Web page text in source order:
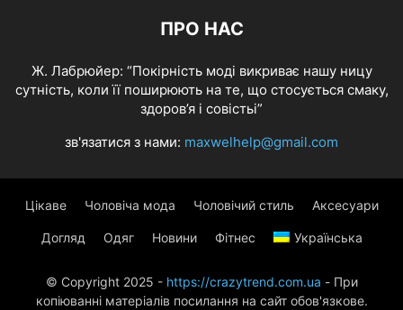
ПРО НАС
Ж. Лабрюйер: “Покірність моді викриває нашу ницу
сутність, коли її поширюють на те, що стосується смаку,
здоров’я і совістьі”
зв'язатися з нами: maxwelhelp@gmail.com
Цікаве Чоловіча мода Чоловічий стиль Аксесуари
Догляд Одяг Новини Фітнес Українська
© Copyright 2025 - https://crazytrend.com.ua - При
копіюванні матеріалів посилання на сайт обов'язкове.